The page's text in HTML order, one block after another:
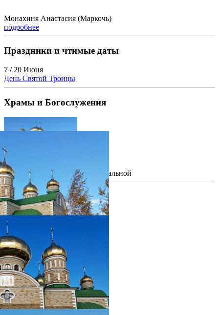
Монахиня Анастасия (Маркочь)
подробнее
Праздники и чтимые даты
7 / 20 Июня
День Святой Троицы
Храмы и Богослужения
Храм в честь Троицы Живоначальной
фотогалерея